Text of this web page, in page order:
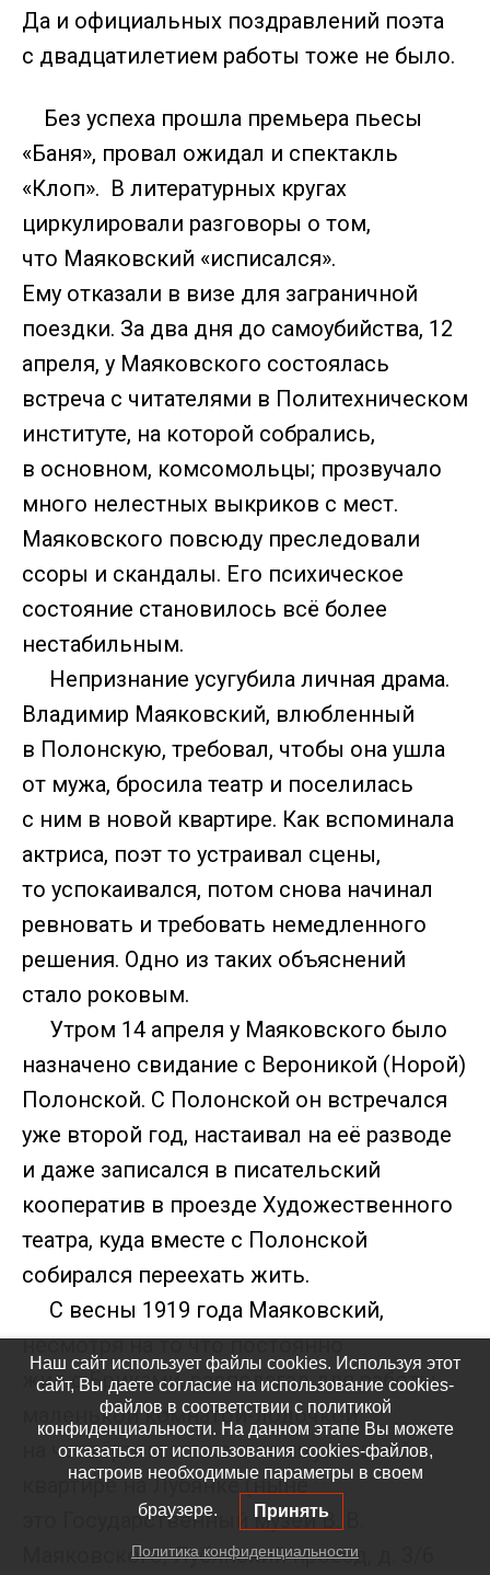
Да и официальных поздравлений поэта
с двадцатилетием работы тоже не было.
Без успеха прошла премьера пьесы
«Баня», провал ожидал и спектакль
«Клоп». В литературных кругах
циркулировали разговоры о том,
что Маяковский «исписался».
Ему отказали в визе для заграничной
поездки. За два дня до самоубийства, 12
апреля, у Маяковского состоялась
встреча с читателями в Политехническом
институте, на которой собрались,
в основном, комсомольцы; прозвучало
много нелестных выкриков с мест.
Маяковского повсюду преследовали
ссоры и скандалы. Его психическое
состояние становилось всё более
нестабильным.
Непризнание усугубила личная драма.
Владимир Маяковский, влюбленный
в Полонскую, требовал, чтобы она ушла
от мужа, бросила театр и поселилась
с ним в новой квартире. Как вспоминала
актриса, поэт то устраивал сцены,
то успокаивался, потом снова начинал
ревновать и требовать немедленного
решения. Одно из таких объяснений
стало роковым.
Утром 14 апреля у Маяковского было
назначено свидание с Вероникой (Норой)
Полонской. С Полонской он встречался
уже второй год, настаивал на её разводе
и даже записался в писательский
кооператив в проезде Художественного
театра, куда вместе с Полонской
собирался переехать жить.
С весны 1919 года Маяковский,
несмотря на то что постоянно
жил с Бриками, располагал для работы
маленькой комнатой-лодочкой
на четвёртом этаже в коммунальной
квартире на Лубянке (ныне
это Государственный музей В. В.
Маяковского, Лубянский проезд, д. 3/6
Наш сайт использует файлы cookies. Используя этот
сайт, Вы даете согласие на использование cookies-
файлов в соответствии с политикой
конфиденциальности. На данном этапе Вы можете
отказаться от использования cookies-файлов,
настроив необходимые параметры в своем
браузере. Принять
Политика конфиденциальности